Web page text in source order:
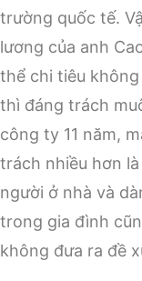
trường quốc tế.
lương của anh
thể chi tiêu
thì đáng trách
công ty 11 năm,
trách nhiều hơn
người ở nhà và
trong gia đình
không đưa ra đề